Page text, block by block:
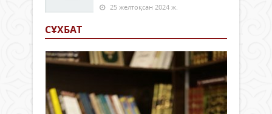
25 желтоқсан 2024 ж.
СҰХБАТ